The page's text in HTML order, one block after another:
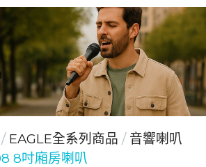
EAGLE全系列商品
音響喇叭
8吋廂房喇叭